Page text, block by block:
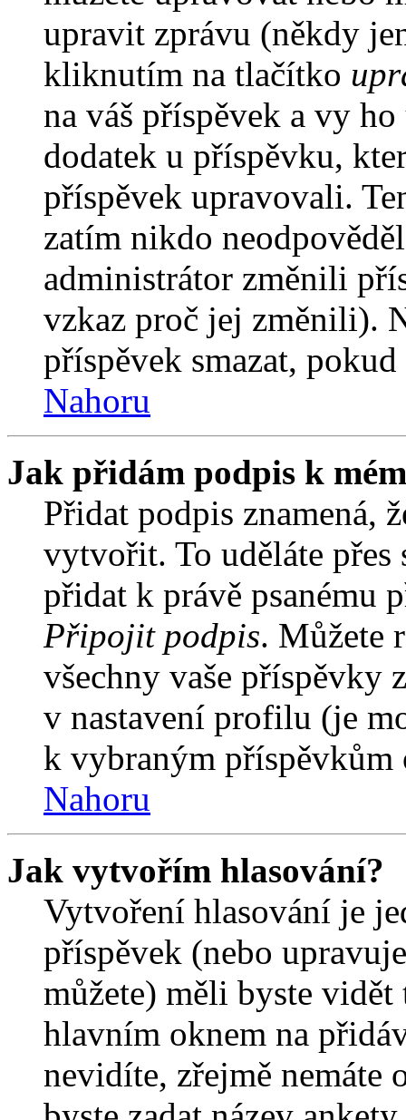
upravit zprávu (někdy
kliknutím na tlačítko
na váš příspěvek a vy
dodatek u příspěvku,
příspěvek upravovali.
zatím nikdo
administrátor změnili
vzkaz proč jej změnili).
příspěvek smazat,
Nahoru
Jak přidám podpis k
Přidat podpis znamená,
vytvořit. To uděláte
přidat k právě psanému
Připojit podpis. Můžete
všechny vaše příspěvky
v nastavení profilu (je
k vybraným příspěvkům
Nahoru
Jak vytvořím hlasování?
Vytvoření hlasování je
příspěvek (nebo
můžete) měli byste
hlavním oknem na
nevidíte, zřejmě